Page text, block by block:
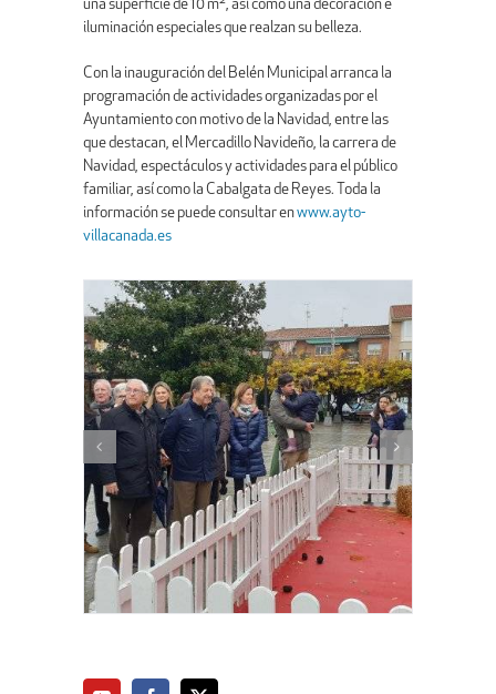
una superficie de 10 m², así como una decoración e
iluminación especiales que realzan su belleza.
Con la inauguración del Belén Municipal arranca la
programación de actividades organizadas por el
Ayuntamiento con motivo de la Navidad, entre las
que destacan, el Mercadillo Navideño, la carrera de
Navidad, espectáculos y actividades para el público
familiar, así como la Cabalgata de Reyes. Toda la
información se puede consultar enwww.ayto-
villacanada.es